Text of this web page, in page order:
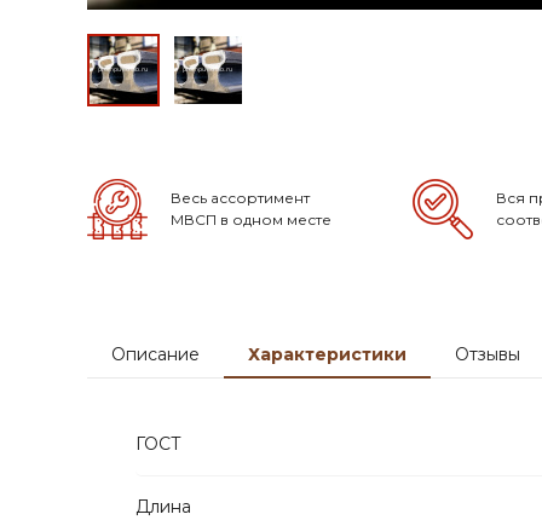
Весь ассортимент
МВСП в одном месте
Вся
Описание Характеристики Отзывы
ГОСТ
Длина